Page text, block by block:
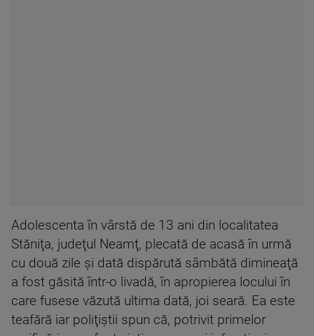
Adolescenta în vârstă de 13 ani din localitatea
Stăniţa, judeţul Neamţ, plecată de acasă în urmă
cu două zile şi dată dispărută sâmbătă dimineaţă
a fost găsită într-o livadă, în apropierea locului în
care fusese văzută ultima dată, joi seară. Ea este
teafără iar poliţiştii spun că, potrivit primelor